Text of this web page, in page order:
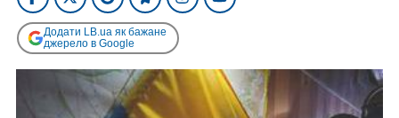
Додати LB.ua як бажане
джерело в Google